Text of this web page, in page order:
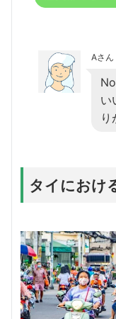
Aさん
い
り
タイにおけ